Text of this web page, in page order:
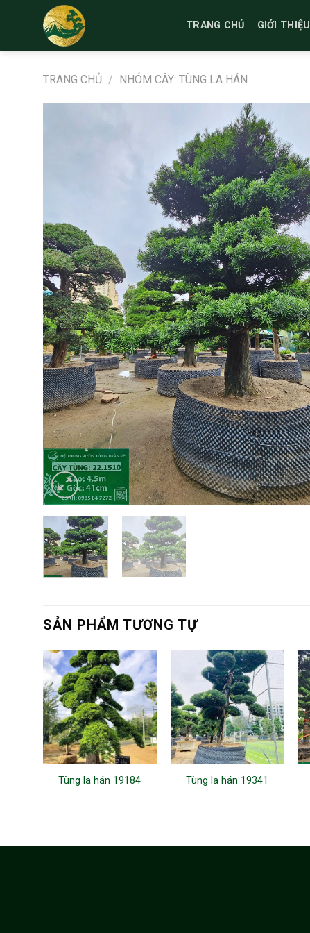
TRANG CHỦ GIỚI THIỆU
TRANG CHỦ / NHÓM CÂY: TÙNG LA HÁN
SẢN PHẨM TƯƠNG TỰ
Tùng la hán 19184 Tùng la hán 19341